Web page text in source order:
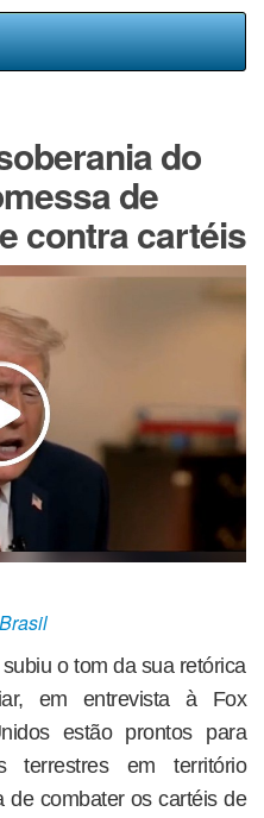
do
de
contra cartéis
o tom da sua retórica
em entrevista à Fox
estão prontos para
terrestres em território
de combater os cartéis de